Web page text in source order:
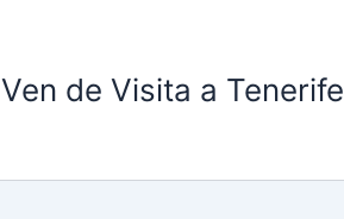
Ven de Visita a Tenerife